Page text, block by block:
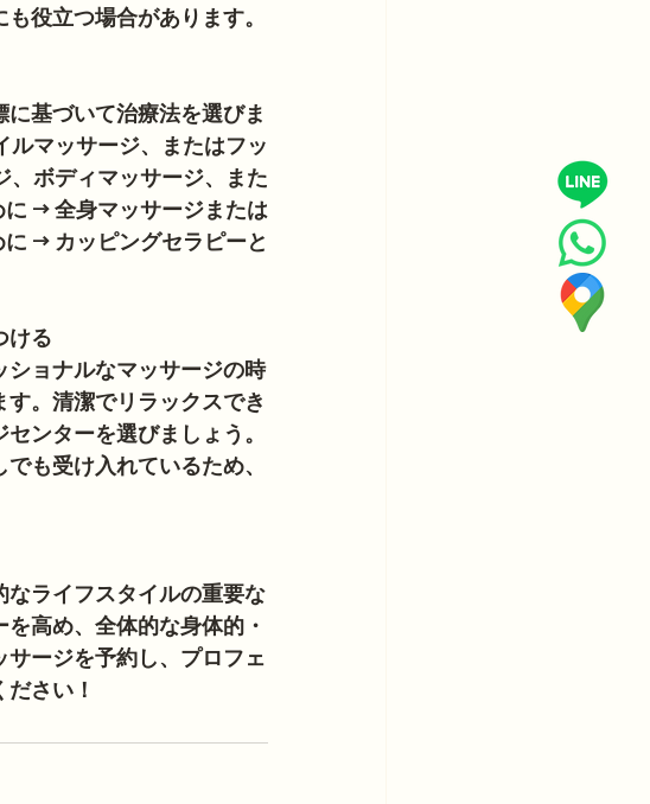
役立つ場合があります。
基づいて治療法を選びま
マッサージ、またはフッ
、ボディマッサージ、また
→ 全身マッサージまたは
→ カッピングセラピーと
ける
ョナルなマッサージの時
。清潔でリラックスでき
ンターを選びましょう。
も受け入れているため、
ライフスタイルの重要な
高め、全体的な身体的・
ージを予約し、プロフェ
さい！